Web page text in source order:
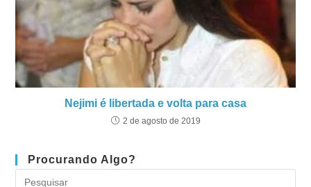
Nejimi é libertada e volta para casa
2 de agosto de 2019
Procurando Algo?